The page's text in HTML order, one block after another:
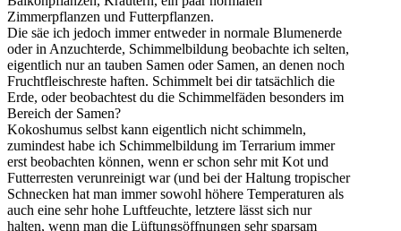
Zimmerpflanzen und Futterpflanzen.
Die säe ich jedoch immer entweder in normale Blumenerde
oder in Anzuchterde, Schimmelbildung beobachte ich selten,
eigentlich nur an tauben Samen oder Samen, an denen noch
Fruchtfleischreste haften. Schimmelt bei dir tatsächlich die
Erde, oder beobachtest du die Schimmelfäden besonders im
Bereich der Samen?
Kokoshumus selbst kann eigentlich nicht schimmeln,
zumindest habe ich Schimmelbildung im Terrarium immer
erst beobachten können, wenn er schon sehr mit Kot und
Futterresten verunreinigt war (und bei der Haltung tropischer
Schnecken hat man immer sowohl höhere Temperaturen als
auch eine sehr hohe Luftfeuchte, letztere lässt sich nur
halten, wenn man die Lüftungsöffnungen sehr sparsam